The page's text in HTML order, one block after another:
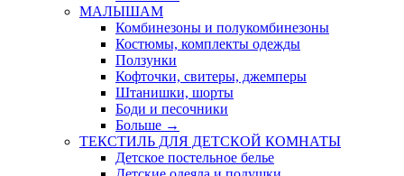
МАЛЫШАМ
Комбинезоны и полукомбинезоны
Костюмы, комплекты одежды
Ползунки
Кофточки, свитеры, джемперы
Штанишки, шорты
Боди и песочники
Больше →
ТЕКСТИЛЬ ДЛЯ ДЕТСКОЙ КОМНАТЫ
Детское постельное белье